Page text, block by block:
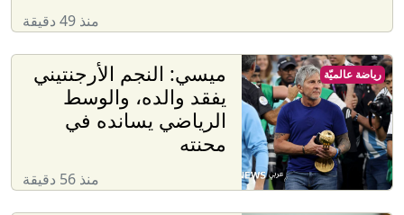
منذ 49 دقيقة
ميسي: النجم الأرجنتيني
يفقد والده، والوسط
الرياضي يسانده في
محنته
منذ 56 دقيقة
رياضة عالميّة